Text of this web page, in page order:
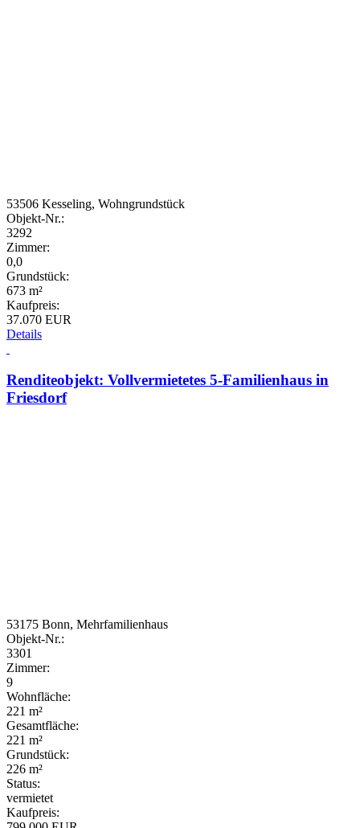
53506 Kesseling, Wohngrundstück
Objekt-Nr.:
3292
Zimmer:
0,0
Grundstück:
673 m²
Kaufpreis:
37.070 EUR
Details
Renditeobjekt: Vollvermietetes 5-Familienhaus in
Friesdorf
53175 Bonn, Mehrfamilienhaus
Objekt-Nr.:
3301
Zimmer:
9
Wohnfläche:
221 m²
Gesamtfläche:
221 m²
Grundstück:
226 m²
Status:
vermietet
Kaufpreis: